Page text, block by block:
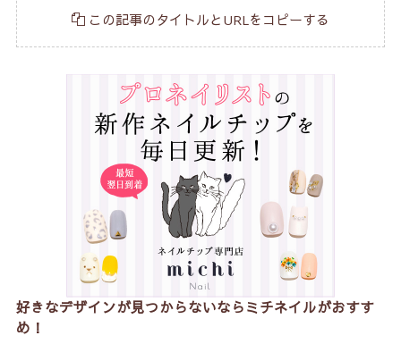
この記事のタイトルとURLをコピーする
好きなデザインが見つからないならミチネイルがおすす
め！